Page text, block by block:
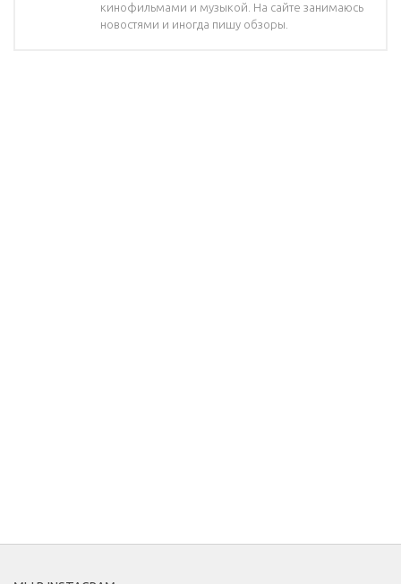
кинофильмами и музыкой. На сайте занимаюсь
новостями и иногда пишу обзоры.